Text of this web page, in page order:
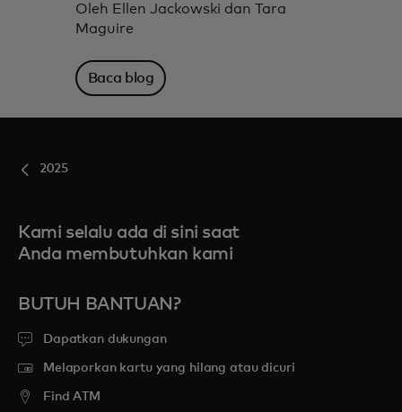
Oleh Ellen Jackowski dan Tara
Maguire
Baca blog
2025
Kami selalu ada di sini saat
Anda membutuhkan kami
BUTUH BANTUAN?
Dapatkan dukungan
Melaporkan kartu yang hilang atau dicuri
Find ATM